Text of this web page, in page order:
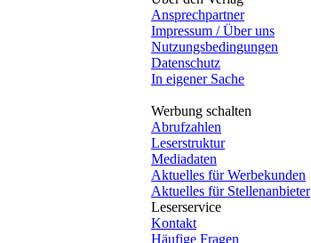
Ansprechpartner
Impressum / Über uns
Nutzungsbedingungen
Datenschutz
In eigener Sache
Werbung schalten
Abrufzahlen
Leserstruktur
Mediadaten
Aktuelles für Werbekunden
Aktuelles für Stellenanbieter
Leserservice
Kontakt
Häufige Fragen